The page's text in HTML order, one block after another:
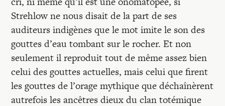
Strehlow ne nous disait de la part de ses
auditeurs indigènes que le mot imite le son des
gouttes d’eau tombant sur le rocher. Et non
seulement il reproduit tout de même assez bien
celui des gouttes actuelles, mais celui que firent
les gouttes de l’orage mythique que déchaînèrent
autrefois les ancêtres dieux du clan totémique